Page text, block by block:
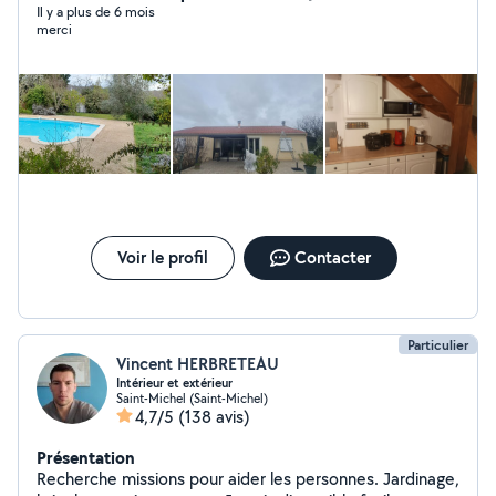
placoplâtre. N'hésitez pas à me contacter pour tout
type de projet. Nous saurons vous apporter les
maîtriserions pas un domaine en particulier.
Il y a plus de 6 mois
merci
Voir le profil Contacter
Particulier
Vincent HERBRETEAU
Intérieur et extérieur
Saint-Michel (Saint-Michel)
4,7/5 (138 avis)
Présentation
Recherche missions pour aider les personnes. Jardinage,